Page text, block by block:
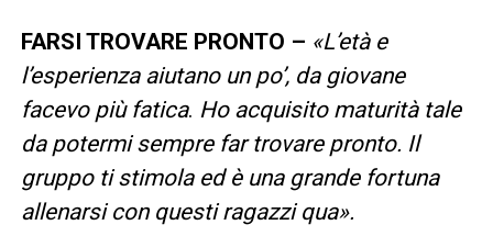
FARSI TROVARE PRONTO – «L’età e
l’esperienza aiutano un po’, da giovane
facevo più fatica. Ho acquisito maturità tale
da potermi sempre far trovare pronto. Il
gruppo ti stimola ed è una grande fortuna
allenarsi con questi ragazzi qua».